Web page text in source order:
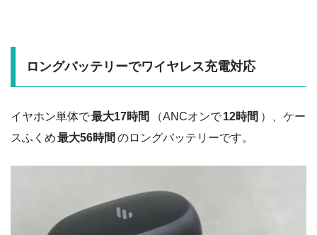
ロングバッテリーでワイヤレス充電対応
イヤホン単体で最大17時間 （ANCオンで12時間 ）、ケー
スふくめ最大56時間 のロングバッテリーです。